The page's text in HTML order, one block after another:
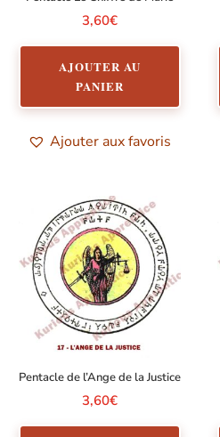
3,60€
AJOUTER AU
PANIER
Ajouter aux favoris
Pentacle de l’Ange de la Justice
3,60€